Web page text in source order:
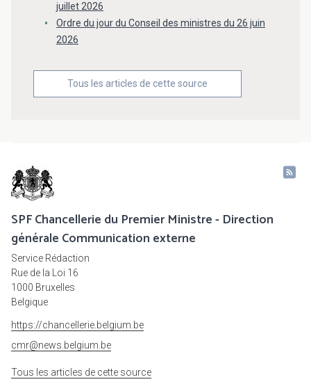
juillet 2026
Ordre du jour du Conseil des ministres du 26 juin
2026
Tous les articles de cette source
SPF Chancellerie du Premier Ministre - Direction
générale Communication externe
Service Rédaction
Rue de la Loi 16
1000 Bruxelles
Belgique
https://chancellerie.belgium.be
cmr@news.belgium.be
Tous les articles de cette source